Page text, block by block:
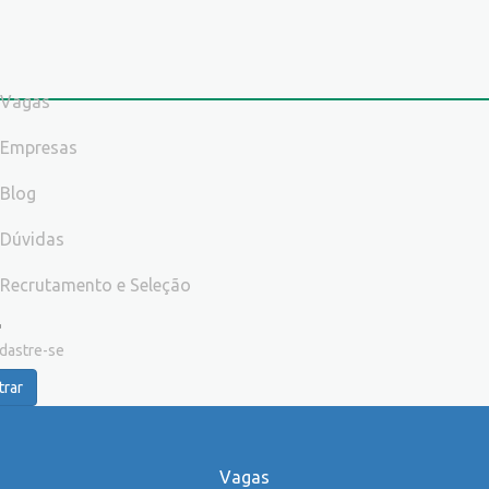
Vagas
Empresas
Blog
Dúvidas
Recrutamento e Seleção
se
Vagas